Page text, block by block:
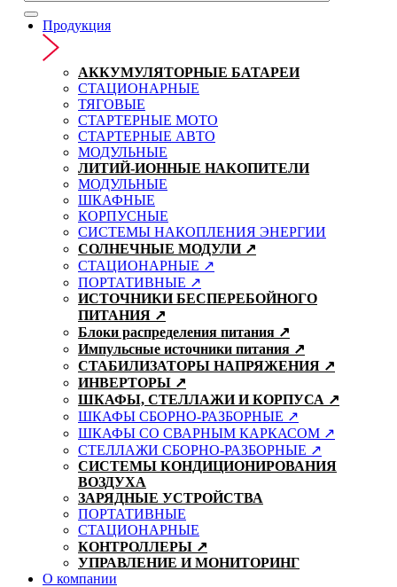
Продукция
АККУМУЛЯТОРНЫЕ БАТАРЕИ
СТАЦИОНАРНЫЕ
ТЯГОВЫЕ
СТАРТЕРНЫЕ МОТО
СТАРТЕРНЫЕ АВТО
МОДУЛЬНЫЕ
ЛИТИЙ-ИОННЫЕ НАКОПИТЕЛИ
МОДУЛЬНЫЕ
ШКАФНЫЕ
КОРПУСНЫЕ
СИСТЕМЫ НАКОПЛЕНИЯ ЭНЕРГИИ
СОЛНЕЧНЫЕ МОДУЛИ ↗
СТАЦИОНАРНЫЕ ↗
ПОРТАТИВНЫЕ ↗
ИСТОЧНИКИ БЕСПЕРЕБОЙНОГО
ПИТАНИЯ ↗
Блоки распределения питания ↗
Импульсные источники питания ↗
СТАБИЛИЗАТОРЫ НАПРЯЖЕНИЯ ↗
ИНВЕРТОРЫ ↗
ШКАФЫ, СТЕЛЛАЖИ И КОРПУСА ↗
ШКАФЫ СБОРНО-РАЗБОРНЫЕ ↗
ШКАФЫ СО СВАРНЫМ КАРКАСОМ ↗
СТЕЛЛАЖИ СБОРНО-РАЗБОРНЫЕ ↗
СИСТЕМЫ КОНДИЦИОНИРОВАНИЯ
ВОЗДУХА
ЗАРЯДНЫЕ УСТРОЙСТВА
ПОРТАТИВНЫЕ
СТАЦИОНАРНЫЕ
КОНТРОЛЛЕРЫ ↗
УПРАВЛЕНИЕ И МОНИТОРИНГ
О компании